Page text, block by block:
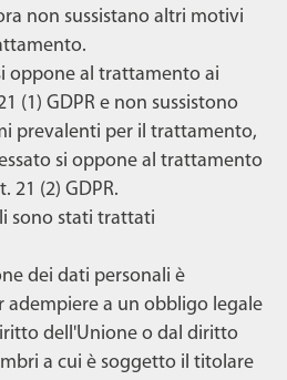
non sussistano altri motivi
oppone al trattamento ai
(1) GDPR e non sussistono
prevalenti per il trattamento,
si oppone al trattamento
21 (2) GDPR.
sono stati trattati
dei dati personali è
adempiere a un obbligo legale
dell'Unione o dal diritto
a cui è soggetto il titolare